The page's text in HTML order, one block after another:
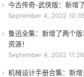
今古传奇-武侠版：新增
September 4, 2022
鲁迅全集：新增了两个
资源！
September 4, 2022
机械设计手册合集：新